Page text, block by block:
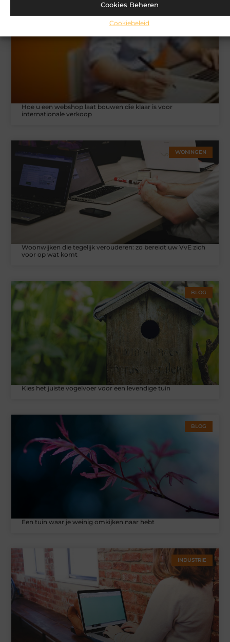
Cookies Beheren
Cookiebeleid
Hoe u een webshop laat bouwen die klaar is voor
internationale verkoop
WONINGEN
Woonwijken die tegelijk verouderen: zo bereidt uw VvE zich
voor op wat komt
BLOG
Kies het juiste vogelvoer voor een levendige tuin
BLOG
Een tuin waar je weinig omkijken naar hebt
INDUSTRIE